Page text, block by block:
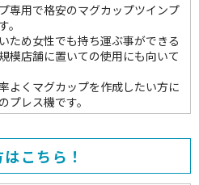
専用で格安のマグカップツインプ
。
ため女性でも持ち運ぶ事ができる
模店舗に置いての使用にも向いて
よくマグカップを作成したい方に
プレス機です。
こちら！